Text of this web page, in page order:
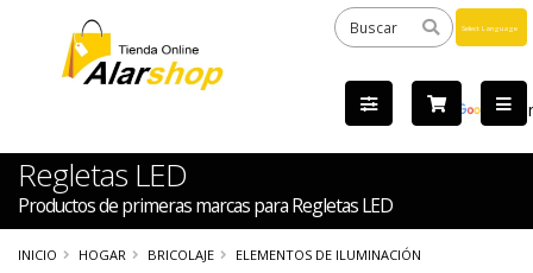
by
Regletas LED
Productos de primeras marcas para Regletas LED
INICIO HOGAR BRICOLAJE
ELEMENTOS DE ILUMINACIÓN